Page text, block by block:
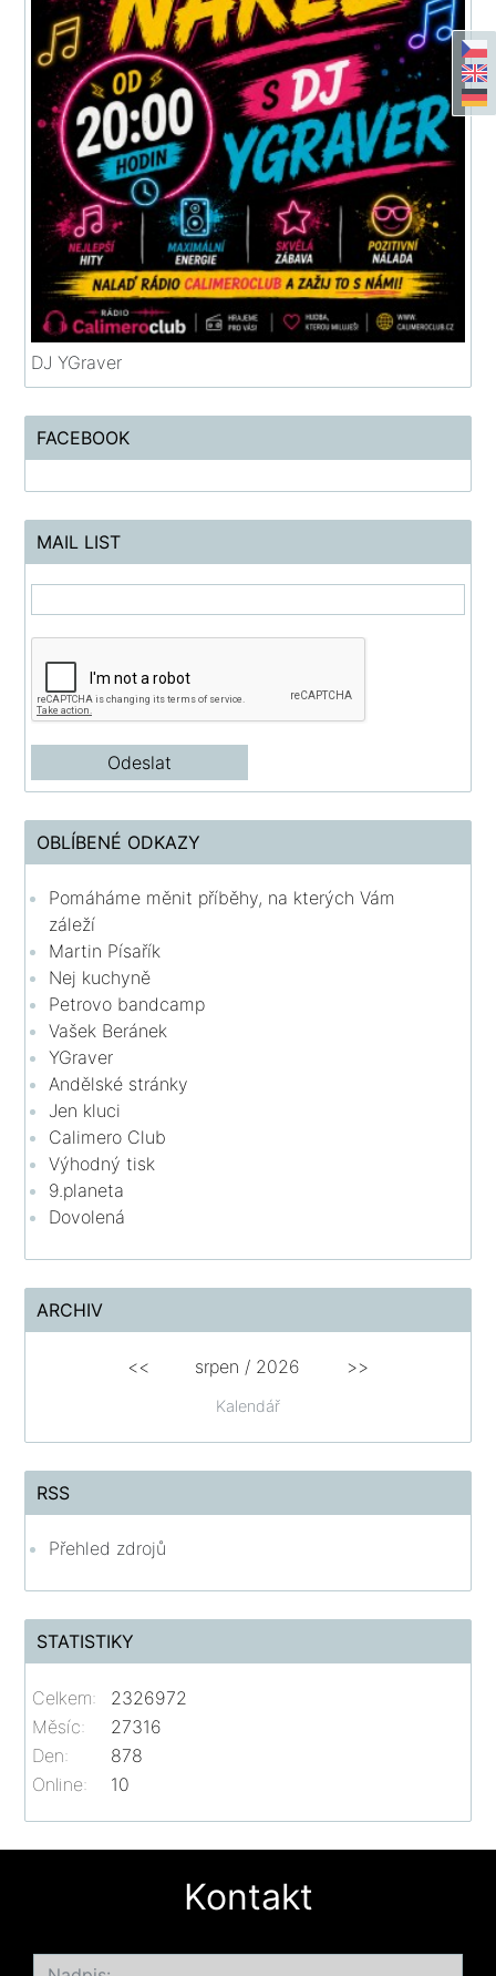
DJ YGraver
FACEBOOK
MAIL LIST
OBLÍBENÉ ODKAZY
Pomáháme měnit příběhy, na kterých Vám
záleží
Martin Písařík
Nej kuchyně
Petrovo bandcamp
Vašek Beránek
YGraver
Andělské stránky
Jen kluci
Calimero Club
Výhodný tisk
9.planeta
Dovolená
ARCHIV
Kalendář
<< srpen / 2026 >>
RSS
Přehled zdrojů
STATISTIKY
Online: 10
Celkem:
2326972
Měsíc:
27316
Den:
878
Kontakt